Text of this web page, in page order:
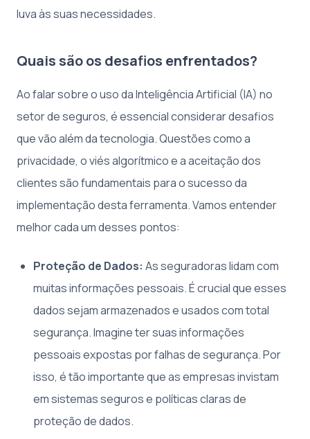
luva às suas necessidades.
Quais são os desafios enfrentados?
Ao falar sobre o uso da Inteligência Artificial (IA) no
setor de seguros, é essencial considerar desafios
que vão além da tecnologia. Questões como a
privacidade, o viés algorítmico e a aceitação dos
clientes são fundamentais para o sucesso da
implementação desta ferramenta. Vamos entender
melhor cada um desses pontos:
Proteção de Dados: As seguradoras lidam com
muitas informações pessoais. É crucial que esses
dados sejam armazenados e usados com total
segurança. Imagine ter suas informações
pessoais expostas por falhas de segurança. Por
isso, é tão importante que as empresas invistam
em sistemas seguros e políticas claras de
proteção de dados.